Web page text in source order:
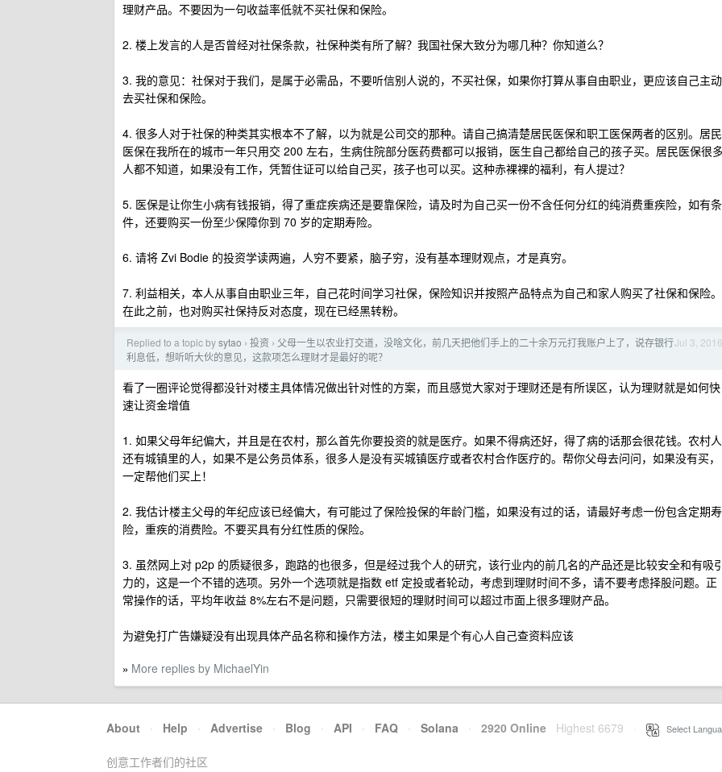
理财产品。不要因为一句收益率低就不买社保和保险。
2. 楼上发言的人是否曾经对社保条款，社保种类有所了解？我国社保大致分为哪几种？你知道么？
3. 我的意见：社保对于我们，是属于必需品，不要听信别人说的，不买社保，如果你打算从事自由职业，更应该自己主动
去买社保和保险。
4. 很多人对于社保的种类其实根本不了解，以为就是公司交的那种。请自己搞清楚居民医保和职工医保两者的区别。居民
医保在我所在的城市一年只用交 200 左右，生病住院部分医药费都可以报销，医生自己都给自己的孩子买。居民医保很
人都不知道，如果没有工作，凭暂住证可以给自己买，孩子也可以买。这种赤裸裸的福利，有人提过？
5. 医保是让你生小病有钱报销，得了重症疾病还是要靠保险，请及时为自己买一份不含任何分红的纯消费重疾险，如有条
件，还要购买一份至少保障你到 70 岁的定期寿险。
6. 请将 Zvi Bodie 的投资学读两遍，人穷不要紧，脑子穷，没有基本理财观点，才是真穷。
7. 利益相关，本人从事自由职业三年，自己花时间学习社保，保险知识并按照产品特点为自己和家人购买了社保和保险。
在此之前，也对购买社保持反对态度，现在已经黑转粉。
Jul 3, 2016
Replied to a topic bysytao › 投资 › 父母一生以农业打交道，没啥文化，前几天把他们手上的二十余万元打我账户上了，说存银行
利息低，想听听大伙的意见，这款项怎么理财才是最好的呢？
看了一圈评论觉得都没针对楼主具体情况做出针对性的方案，而且感觉大家对于理财还是有所误区，认为理财就是如何快
速让资金增值
1. 如果父母年纪偏大，并且是在农村，那么首先你要投资的就是医疗。如果不得病还好，得了病的话那会很花钱。农村人
还有城镇里的人，如果不是公务员体系，很多人是没有买城镇医疗或者农村合作医疗的。帮你父母去问问，如果没有买，
一定帮他们买上！
2. 我估计楼主父母的年纪应该已经偏大，有可能过了保险投保的年龄门槛，如果没有过的话，请最好考虑一份包含定期寿
险，重疾的消费险。不要买具有分红性质的保险。
3. 虽然网上对 p2p 的质疑很多，跑路的也很多，但是经过我个人的研究，该行业内的前几名的产品还是比较安全和有吸
力的，这是一个不错的选项。另外一个选项就是指数 etf 定投或者轮动，考虑到理财时间不多，请不要考虑择股问题。正
常操作的话，平均年收益 8%左右不是问题，只需要很短的理财时间可以超过市面上很多理财产品。
为避免打广告嫌疑没有出现具体产品名称和操作方法，楼主如果是个有心人自己查资料应该
» More replies by MichaelYin
About · Help · Advertise · Blog · API · FAQ · Solana · 2920 Online Highest 6679 Select
创意工作者们的社区